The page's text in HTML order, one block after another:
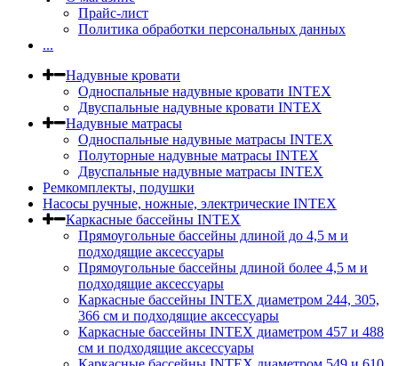
Прайс-лист
Политика обработки персональных данных
...
Надувные кровати
Односпальные надувные кровати INTEX
Двуспальные надувные кровати INTEX
Надувные матрасы
Односпальные надувные матрасы INTEX
Полуторные надувные матрасы INTEX
Двуспальные надувные матрасы INTEX
Ремкомплекты, подушки
Насосы ручные, ножные, электрические INTEX
Каркасные бассейны INTEX
Прямоугольные бассейны длиной до 4,5 м и
подходящие аксессуары
Прямоугольные бассейны длиной более 4,5 м и
подходящие аксессуары
Каркасные бассейны INTEX диаметром 244, 305,
366 см и подходящие аксессуары
Каркасные бассейны INTEX диаметром 457 и 488
cм и подходящие аксессуары